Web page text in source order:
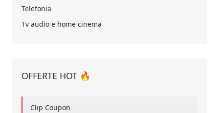
Telefonia
Tv audio e home cinema
OFFERTE HOT 🔥
Clip Coupon